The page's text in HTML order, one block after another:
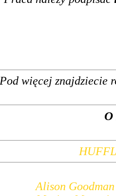
Pod więcej znajdziecie
Alison